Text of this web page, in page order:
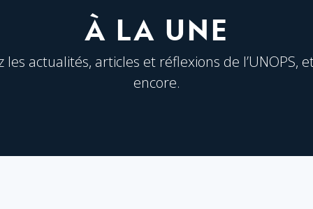
À LA UNE
les actualités, articles et réflexions de l’UNOPS,
encore.